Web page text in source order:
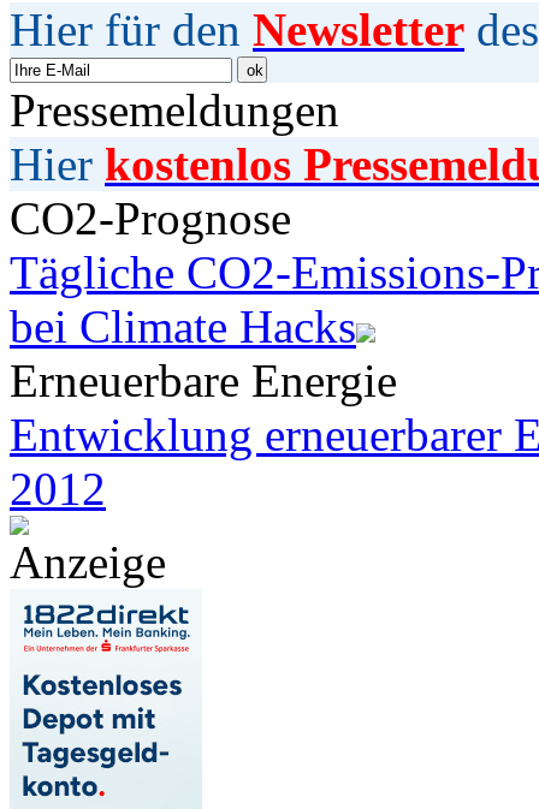
Hier für den Newsletter
Pressemeldungen
Hier kostenlos
CO2-Prognose
Tägliche CO2-Emissions-
bei Climate Hacks
Erneuerbare Energie
Entwicklung erneuerbarer
2012
Anzeige